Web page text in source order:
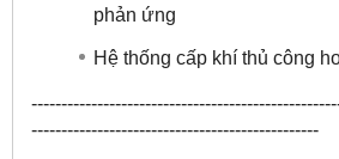
phản ứng
Hệ thống cấp khí thủ công
------------------------------------------------